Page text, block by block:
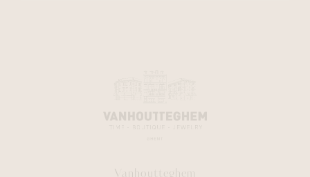
Vanhoutteghem